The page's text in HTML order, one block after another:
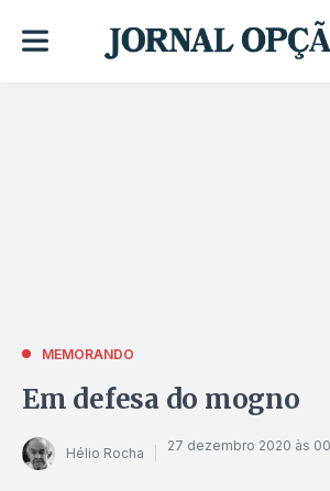
MEMORANDO
Em defesa do mogno
Hélio Rocha 27 dezembro 2020 às